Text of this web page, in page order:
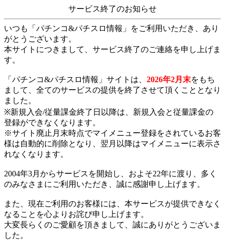
サービス終了のお知らせ
いつも「パチンコ&パチスロ情報」をご利用いただき、あり
がとうございます。
本サイトにつきまして、サービス終了のご連絡を申し上げま
す。
「パチンコ&パチスロ情報」サイトは、 2026年2月末をもち
まして、全てのサービスの提供を終了させて頂くこととなり
ました。
※新規入会/従量課金終了日以降は、新規入会と従量課金の
登録ができなくなります。
※サイト廃止月末時点でマイメニュー登録をされているお客
様は自動的に削除となり、翌月以降はマイメニューに表示さ
れなくなります。
2004年3月からサービスを開始し、およそ22年に渡り、多く
のみなさまにご利用いただき、誠に感謝申し上げます。
また、現在ご利用のお客様には、本サービスが提供できなく
なることを心よりお詫び申し上げます。
大変長らくのご愛顧を頂きまして、誠にありがとうございま
した。